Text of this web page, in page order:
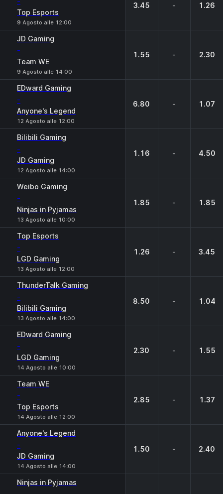
Top Esports
9 Agosto alle 12:00
3.45 - 1.26
JD Gaming
-
Team WE
9 Agosto alle 14:00
1.55 - 2.30
EDward Gaming
-
Anyone's Legend
12 Agosto alle 12:00
6.80 - 1.07
Bilibili Gaming
-
JD Gaming
12 Agosto alle 14:00
1.16 - 4.50
Weibo Gaming
-
Ninjas in Pyjamas
13 Agosto alle 10:00
1.85 - 1.85
Top Esports
-
LGD Gaming
13 Agosto alle 12:00
1.26 - 3.45
ThunderTalk Gaming
-
Bilibili Gaming
13 Agosto alle 14:00
8.50 - 1.04
EDward Gaming
-
LGD Gaming
14 Agosto alle 10:00
2.30 - 1.55
Team WE
-
Top Esports
14 Agosto alle 12:00
2.85 - 1.37
Anyone's Legend
-
JD Gaming
14 Agosto alle 14:00
1.50 - 2.40
Ninjas in Pyjamas